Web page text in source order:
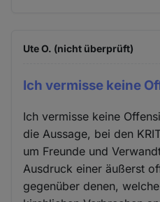
Ute O. (nicht überprüft)
Ich vermisse keine
Ich vermisse keine
die Aussage, bei den
um Freunde und
Ausdruck einer äußerst
gegenüber denen,